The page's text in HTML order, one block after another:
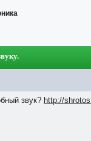
звук? http://